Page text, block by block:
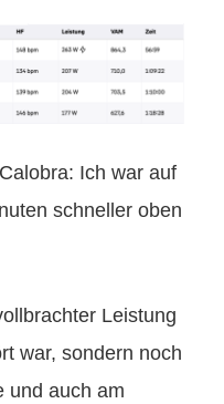
Ich war auf
schneller oben
Leistung
war, sondern noch
und auch am